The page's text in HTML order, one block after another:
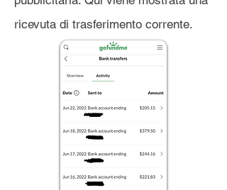
ricevuta di trasferimento corrente.